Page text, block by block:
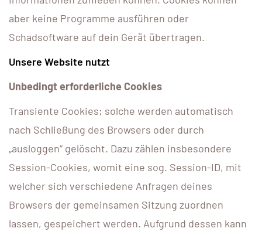
aber keine Programme ausführen oder
Schadsoftware auf dein Gerät übertragen.
Unsere Website nutzt
Unbedingt erforderliche Cookies
Transiente Cookies; solche werden automatisch
nach Schließung des Browsers oder durch
„ausloggen“ gelöscht. Dazu zählen insbesondere
Session-Cookies, womit eine sog. Session-ID, mit
welcher sich verschiedene Anfragen deines
Browsers der gemeinsamen Sitzung zuordnen
lassen, gespeichert werden. Aufgrund dessen kann